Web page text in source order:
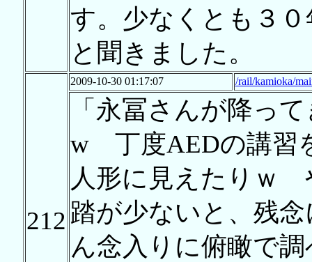
す。少なくとも３
と聞きました。
212
2009-10-30 01:17:07 /rail/kamioka/
「永冨さんが降っ
w 丁度AEDの講習
人形に見えたりｗ
踏が少ないと、残
ん念入りに俯瞰で